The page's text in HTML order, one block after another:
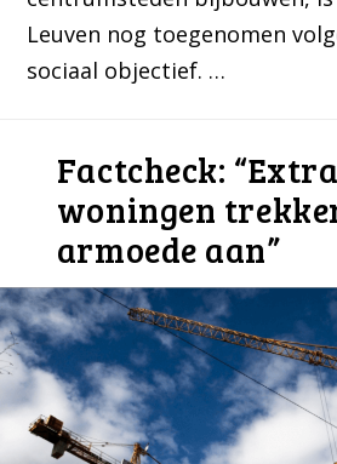
Leuven nog toegenomen
sociaal objectief. …
Factcheck:
woningen
armoede aan”